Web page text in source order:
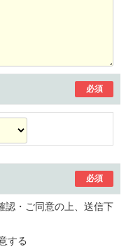
必須
必須
認・ご同意の上、送信下
する